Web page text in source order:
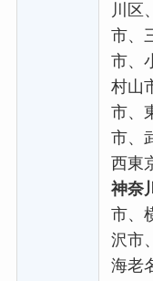
川区
市、
市、
村山
市、
市、
西東
神奈
市、
沢市
海老